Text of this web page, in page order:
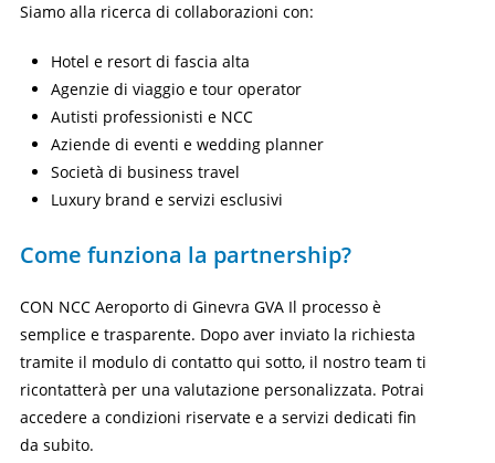
Siamo alla ricerca di collaborazioni con:
Hotel e resort di fascia alta
Agenzie di viaggio e tour operator
Autisti professionisti e NCC
Aziende di eventi e wedding planner
Società di business travel
Luxury brand e servizi esclusivi
Come funziona la partnership?
CON NCC Aeroporto di Ginevra GVA Il processo è
semplice e trasparente. Dopo aver inviato la richiesta
tramite il modulo di contatto qui sotto, il nostro team ti
ricontatterà per una valutazione personalizzata. Potrai
accedere a condizioni riservate e a servizi dedicati fin
da subito.